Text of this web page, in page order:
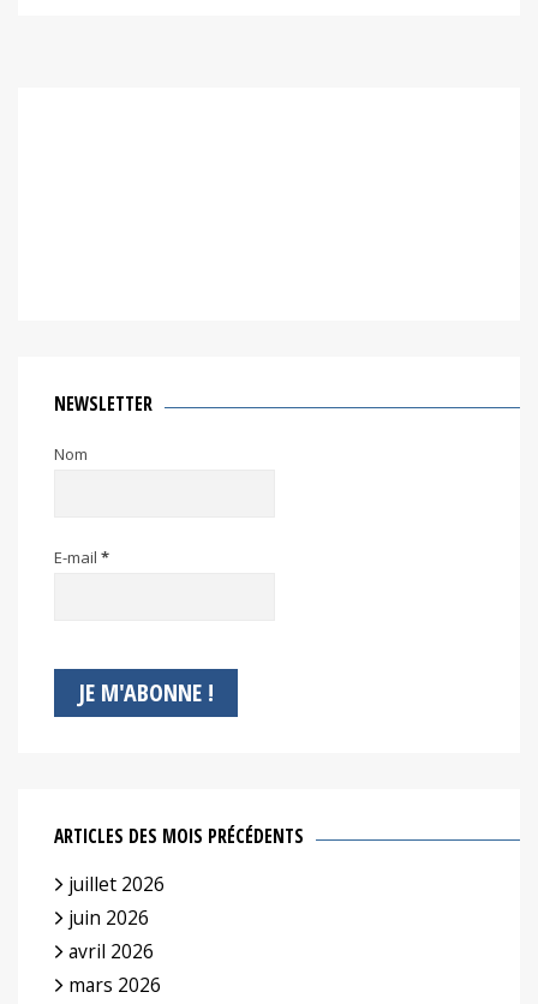
NEWSLETTER
Nom
E-mail *
ARTICLES DES MOIS PRÉCÉDENTS
juillet 2026
juin 2026
avril 2026
mars 2026